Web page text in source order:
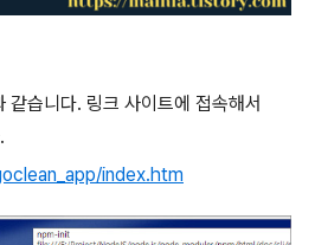
같습니다. 링크 사이트에 접속해서
.
index.htm